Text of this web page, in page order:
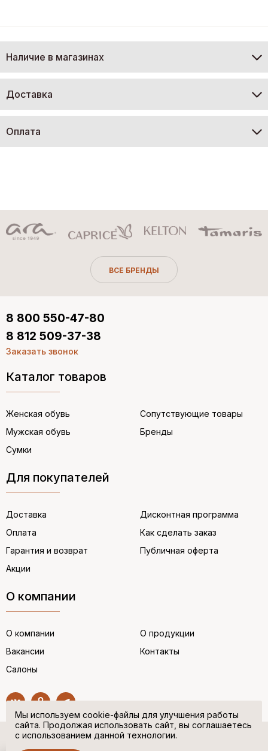
Наличие в магазинах
Доставка
Оплата
ВСЕ БРЕНДЫ
Каталог товаров
Женская обувь
Мужская обувь
Сумки
Сопутствующие товары
Бренды
Для покупателей
Доставка
Оплата
Гарантия и возврат
Акции
Дисконтная программа
Как сделать заказ
Публичная оферта
О компании
О компании
Вакансии
Салоны
О продукции
Контакты
8 800 550-47-80
8 812 509-37-38
Заказать звонок
© “НЕМЕЦКАЯ ОБУВЬ” 2017. Все права защищены.
Мы используем cookie-файлы для улучшения работы
сайта. Продолжая использовать сайт, вы соглашаетесь
с использованием данной технологии.